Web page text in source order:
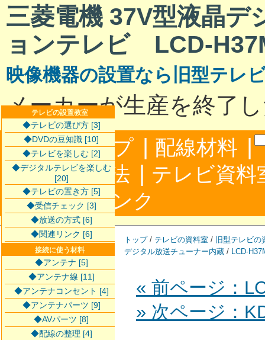
三菱電機 37V型液晶デ
ョンテレビ LCD-
映像機器の設置なら旧型テレ
メーカーが生産を終了
サイトマップ | 配線材料 |
配線接続方法 | テレビ資料
合わせ|リンク
トップ/ テレビの資料室 / 旧型テレビの
デジタル放送チューナー内蔵 / LCD-
« 前ページ：
» 次ページ：
テレビの設置教室
◆テレビの選び方 [3]
◆DVDの豆知識 [10]
◆テレビを楽しむ [2]
◆デジタルテレビを楽しむ
[20]
◆テレビの置き方 [5]
◆受信チェック [3]
◆放送の方式 [6]
◆関連リンク [6]
接続に使う材料
◆アンテナ [5]
◆アンテナ線 [11]
◆アンテナコンセント [4]
◆アンテナパーツ [9]
◆AVパーツ [8]
◆配線の整理 [4]